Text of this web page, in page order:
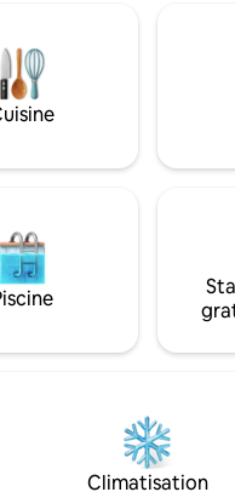
composé de muesli local, de
café biologique à piston et
Climatisation